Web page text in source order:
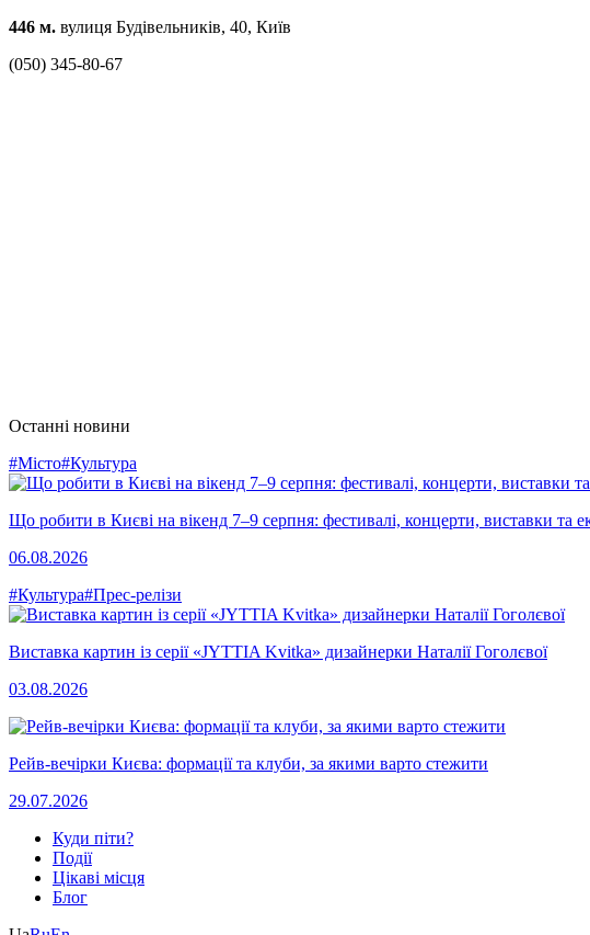
446 м. вулиця Будівельників, 40, Київ
(050) 345-80-67
Останні новини
#Місто#Культура
Що робити в Києві на вікенд 7–9 серпня: фестивалі, концерти, виставки та
06.08.2026
#Культура#Прес-релізи
Виставка картин із серії «JYTTIA Kvitka» дизайнерки Наталії Гоголєвої
03.08.2026
Рейв-вечірки Києва: формації та клуби, за якими варто стежити
29.07.2026
Куди піти?
Події
Цікаві місця
Блог